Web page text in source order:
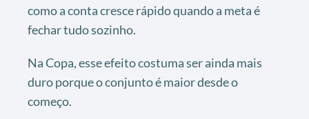
como a conta cresce rápido quando a meta é
fechar tudo sozinho.
Na Copa, esse efeito costuma ser ainda mais
duro porque o conjunto é maior desde o
começo.